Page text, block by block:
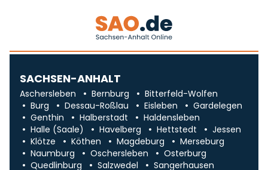
SACHSEN-ANHALT
Aschersleben Bernburg
Bitterfeld-Wolfen
Burg
Dessau-Roßlau Eisleben
Gardelegen
Genthin
Halberstadt
Haldensleben
Halle (Saale)
Havelberg Hettstedt
Jessen
Klötze
Köthen Magdeburg
Merseburg
Naumburg
Oschersleben
Osterburg
Quedlinburg
Salzwedel Sangerhausen